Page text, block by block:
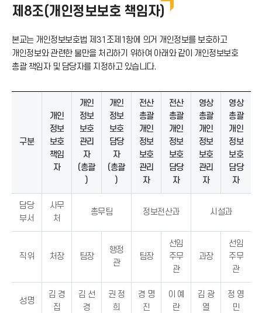
제8조(개인정보보호 책임자)
본교는 개인정보보호법 제31조제1항에 의거 개인정보를 보호하고
개인정보와 관련한 불만을 처리하기 위하여 아래와 같이 개인정보보호
총괄 책임자 및 담당자를 지정하고 있습니다.
구분
개인
정보
보호
책임
자
개인
정보
보호
관리
자
(총괄
)
개인
정보
보호
담당
자
(총괄
)
전산
총괄
개인
정보
보호
관리
자
전산
총괄
개인
정보
보호
담당
자
영상
총괄
개인
정보
보호
관리
자
영상
총괄
개인
정보
보호
담당
자
담당
부서
사무
처
총무팀 정보전산과 시설과
직위 처장 팀장
행정
관
팀장
선임
주무
관
과장
선임
주무
관
성명
김 경
집
김 선
경
권 정
희
경 명
진
이 예
란
김 광
열
정 영
민